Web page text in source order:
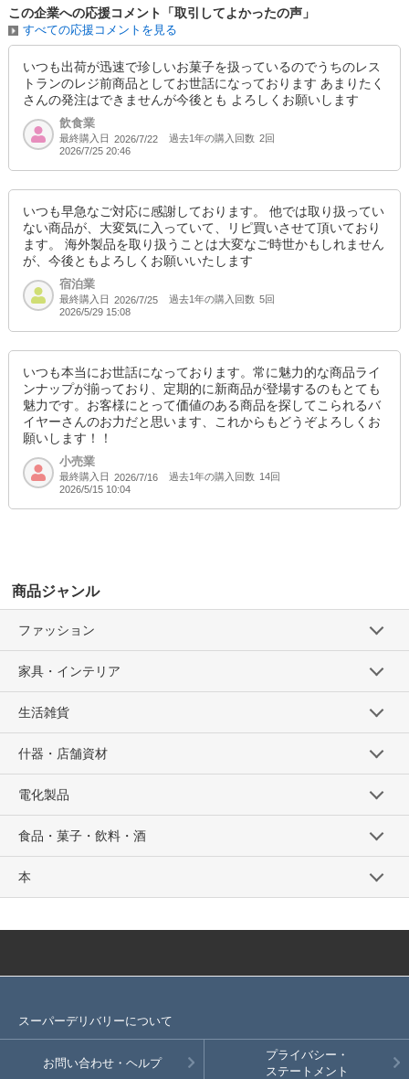
この企業への応援コメント「取引してよかったの声」
すべての応援コメントを見る
いつも出荷が迅速で珍しいお菓子を扱っているのでうちのレス
トランのレジ前商品としてお世話になっております あまりたく
さんの発注はできませんが今後とも よろしくお願いします
飲食業
最終購入日 2026/7/22 過去1年の購入回数 2回
2026/7/25 20:46
いつも早急なご対応に感謝しております。 他では取り扱ってい
ない商品が、大変気に入っていて、リピ買いさせて頂いており
ます。 海外製品を取り扱うことは大変なご時世かもしれません
が、今後ともよろしくお願いいたします
宿泊業
最終購入日 2026/7/25 過去1年の購入回数 5回
2026/5/29 15:08
いつも本当にお世話になっております。常に魅力的な商品ライ
ンナップが揃っており、定期的に新商品が登場するのもとても
魅力です。お客様にとって価値のある商品を探してこられるバ
イヤーさんのお力だと思います、これからもどうぞよろしくお
願いします！！
小売業
最終購入日 2026/7/16 過去1年の購入回数 14回
2026/5/15 10:04
商品ジャンル
ファッション
家具・インテリア
生活雑貨
什器・店舗資材
電化製品
食品・菓子・飲料・酒
本
スーパーデリバリーについて
お問い合わせ・ヘルプ
プライバシー・
ステートメント